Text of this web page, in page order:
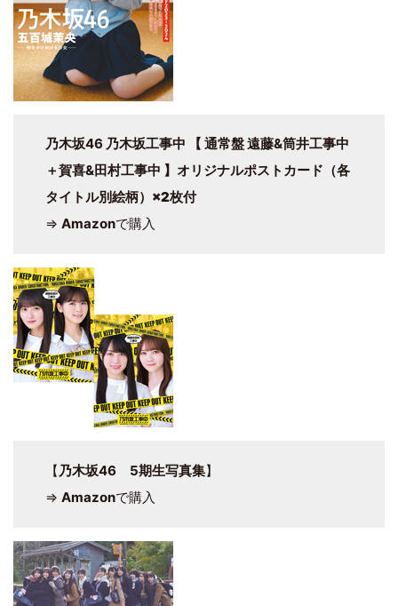
乃木坂46 乃木坂工事中 【 通常盤 遠藤&筒井工事中
＋賀喜&田村工事中 】 オリジナルポストカード（各
タイトル別絵柄）×2枚付
⇒ Amazonで購入
【乃木坂46 5期生写真集】
⇒ Amazonで購入